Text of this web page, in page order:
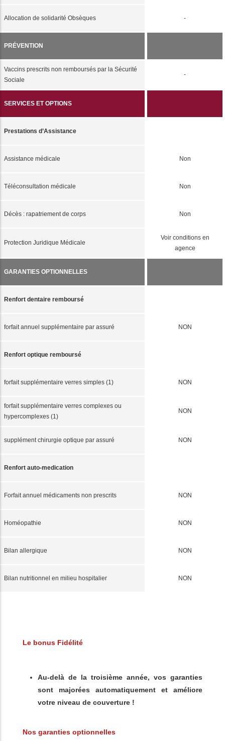
Allocation de solidarité Obsèques -
PRÉVENTION
Vaccins prescrits non remboursés par la Sécurité
Sociale
-
SERVICES ET OPTIONS
Prestations d’Assistance
Assistance médicale Non
Téléconsultation médicale Non
Décès : rapatriement de corps Non
Protection Juridique Médicale
Voir conditions en
agence
GARANTIES OPTIONNELLES
Renfort dentaire remboursé
forfait annuel supplémentaire par assuré NON
Renfort optique remboursé
forfait supplémentaire verres simples (1) NON
forfait supplémentaire verres complexes ou
hypercomplexes (1)
NON
supplément chirurgie optique par assuré NON
Renfort auto-medication
Forfait annuel médicaments non prescrits NON
Homéopathie NON
Bilan allergique NON
Bilan nutritionnel en milieu hospitalier NON
Le bonus Fidélité
Au-delà de la troisième année, vos garanties
sont majorées automatiquement et améliore
votre niveau de couverture !
Nos garanties optionnelles